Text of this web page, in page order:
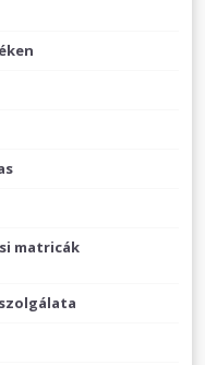
matricák